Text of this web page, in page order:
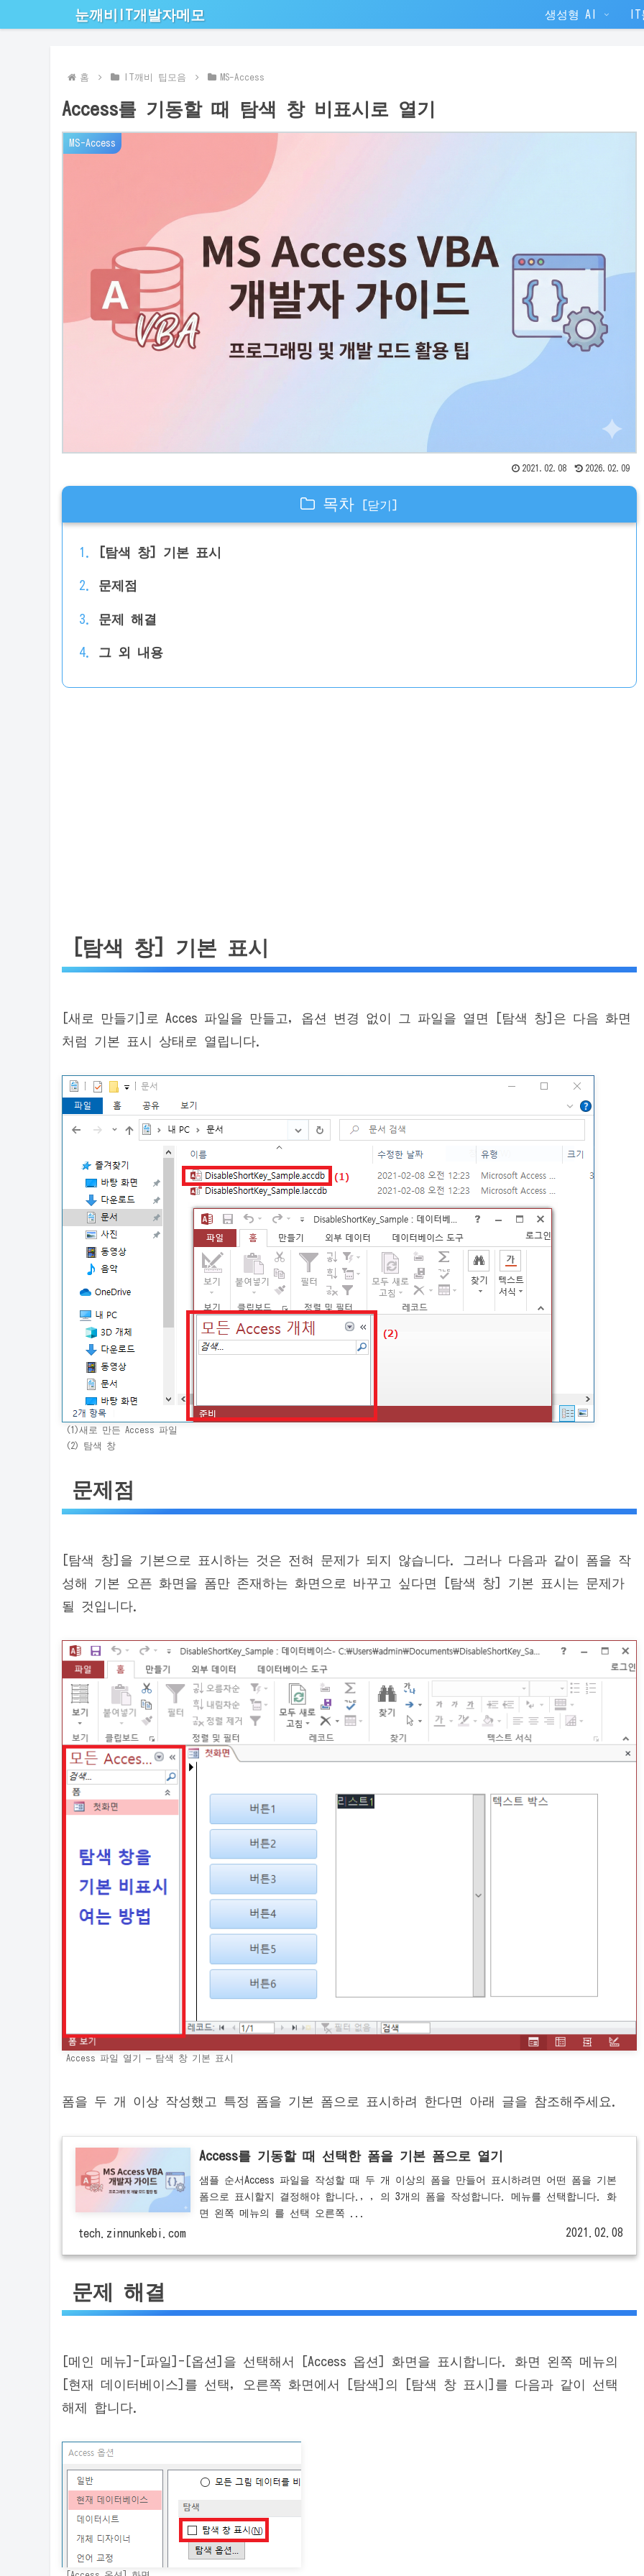
눈깨비IT개발자메모 생성형 AI
홈 IT깨비 팁모음 MS-Access
Access를 기동할 때 탐색 창 비표시로 열기
MS-Access
2021.02.08 2026.02.09
목차
[탐색 창] 기본 표시
문제점
문제 해결
그 외 내용
[탐색 창] 기본 표시
[새로 만들기]로 Acces 파일을 만들고, 옵션 변경 없이 그 파일을 열면 [탐색 창]은 다음 화면
처럼 기본 표시 상태로 열립니다.
(1)새로 만든 Access 파일
(2) 탐색 창
문제점
[탐색 창]을 기본으로 표시하는 것은 전혀 문제가 되지 않습니다. 그러나 다음과 같이 폼을 작
성해 기본 오픈 화면을 폼만 존재하는 화면으로 바꾸고 싶다면 [탐색 창] 기본 표시는 문제가
될 것입니다.
Access 파일 열기 – 탐색 창 기본 표시
폼을 두 개 이상 작성했고 특정 폼을 기본 폼으로 표시하려 한다면 아래 글을 참조해주세요.
Access를 기동할 때 선택한 폼을 기본 폼으로 열기
샘플 순서Access 파일을 작성할 때 두 개 이상의 폼을 만들어 표시하려면 어떤 폼을 기본
폼으로 표시할지 결정해야 합니다., , 의 3개의 폼을 작성합니다. 메뉴를 선택합니다. 화
면 왼쪽 메뉴의 를 선택 오른쪽 ...
tech.zinnunkebi.com 2021.02.08
문제 해결
[메인 메뉴]-[파일]-[옵션]을 선택해서 [Access 옵션] 화면을 표시합니다. 화면 왼쪽 메뉴의
[현재 데이터베이스]를 선택, 오른쪽 화면에서 [탐색]의 [탐색 창 표시]를 다음과 같이 선택
해제 합니다.